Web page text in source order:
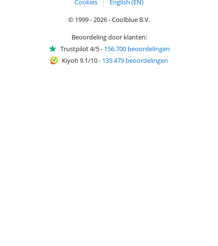
Cookies
English (EN)
© 1999 - 2026 - Coolblue B.V.
Beoordeling door klanten:
Trustpilot 4/5- 156.700 beoordelingen
Kiyoh 9.1/10- 135.479 beoordelingen